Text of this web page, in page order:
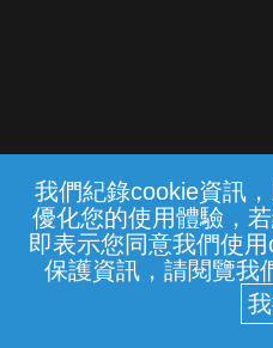
我們紀錄cookie資訊
優化您的使用體驗，
即表示您同意我們使
保護資訊，請閱覽我
常見問題 線上客服
中華電信股份有限
(統一編號：